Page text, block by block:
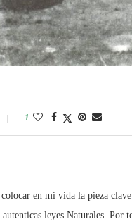
1
en mi vida la pieza
leyes Naturales.